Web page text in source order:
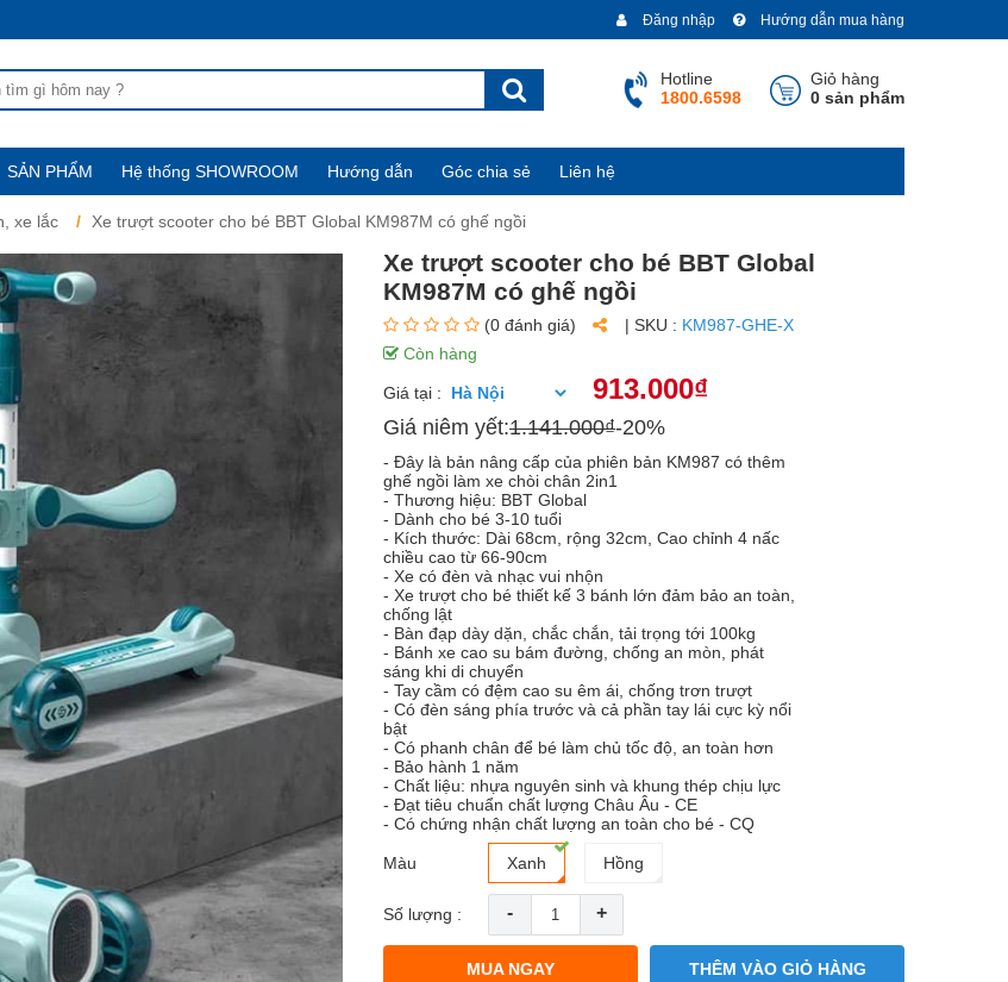
Hướng dẫn mua hàng
Đăng nhập
Giỏ hàng
0 sản phẩm
Hotline
1800.6598
SẢN PHẨM Hệ thống SHOWROOM Hướng dẫn Góc chia sẻ Liên hệ
xe lắc Xe trượt scooter cho bé BBT Global KM987M có ghế ngồi
Xe trượt scooter cho bé BBT Global
KM987M có ghế ngồi
(0 đánh giá) | SKU : KM987-GHE-X
Còn hàng
Giá tại : 913.000₫
Giá niêm yết:1.141.000₫-20%
- Đây là bản nâng cấp của phiên bản KM987 có thêm
ghế ngồi làm xe chòi chân 2in1
- Thương hiệu: BBT Global
- Dành cho bé 3-10 tuổi
- Kích thước: Dài 68cm, rộng 32cm, Cao chỉnh 4 nấc
chiều cao từ 66-90cm
- Xe có đèn và nhạc vui nhộn
- Xe trượt cho bé thiết kế 3 bánh lớn đảm bảo an toàn,
chống lật
- Bàn đạp dày dặn, chắc chắn, tải trọng tới 100kg
- Bánh xe cao su bám đường, chống an mòn, phát
sáng khi di chuyển
- Tay cầm có đệm cao su êm ái, chống trơn trượt
- Có đèn sáng phía trước và cả phần tay lái cực kỳ nổi
bật
- Có phanh chân để bé làm chủ tốc độ, an toàn hơn
- Bảo hành 1 năm
- Chất liệu: nhựa nguyên sinh và khung thép chịu lực
- Đạt tiêu chuẩn chất lượng Châu Âu - CE
- Có chứng nhận chất lượng an toàn cho bé - CQ
Màu Xanh Hồng
Số lượng : - +
MUA NGAY THÊM VÀO GIỎ HÀNG